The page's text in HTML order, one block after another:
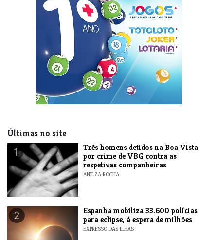
Últimas no site
1
Três homens detidos na Boa Vista
por crime de VBG contra as
respetivas companheiras
ANILZA ROCHA
2
Espanha mobiliza 33.600 polícias
para eclipse, à espera de milhões
EXPRESSO DAS ILHAS